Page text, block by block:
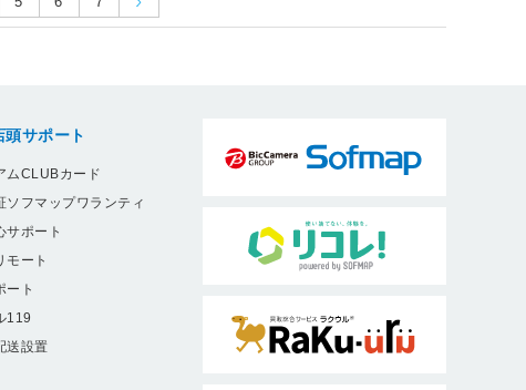
頭サポート
ムCLUBカード
ソフマップワランティ
サポート
モート
ート
119
送設置